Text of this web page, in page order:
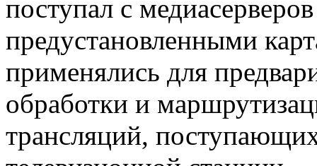
поступал с
предустановленными
применялись для
обработки и
трансляций,